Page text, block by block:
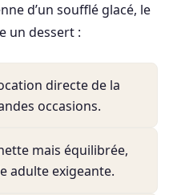
d’un soufflé glacé, le
un dessert :
directe de la
occasions.
mais équilibrée,
adulte exigeante.